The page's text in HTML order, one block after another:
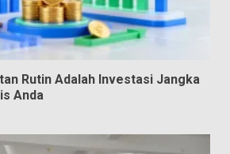
Rutin Adalah Investasi Jangka
Anda